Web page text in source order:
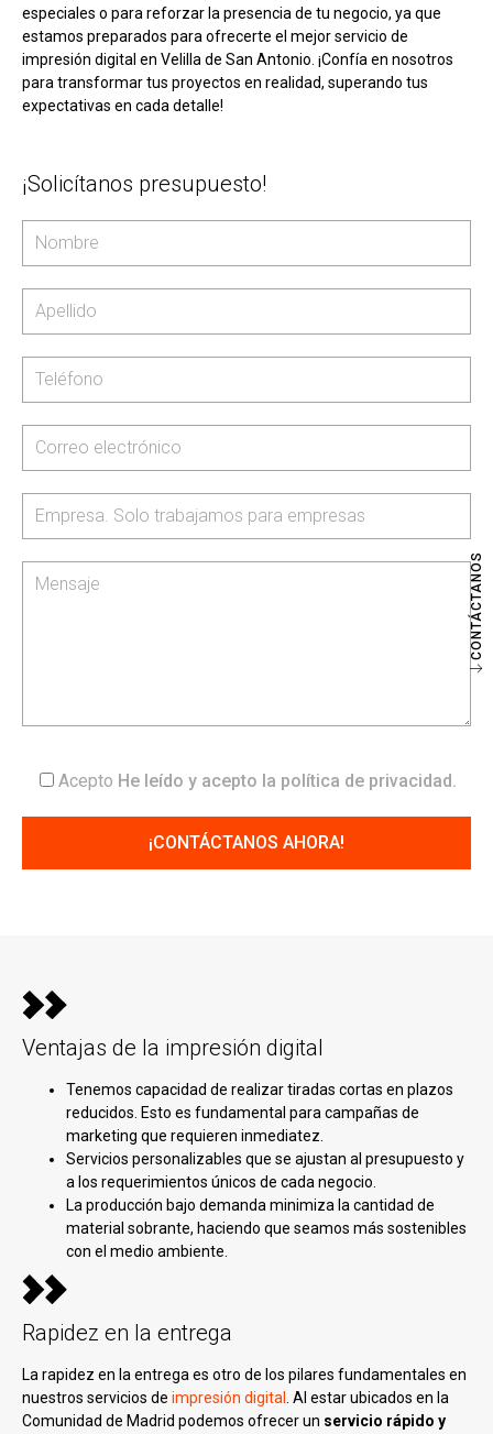
CONTÁCTANOS
especiales o para reforzar la presencia de tu negocio, ya que
estamos preparados para ofrecerte el mejor servicio de
impresión digital en Velilla de San Antonio. ¡Confía en nosotros
para transformar tus proyectos en realidad, superando tus
expectativas en cada detalle!
¡Solicítanos presupuesto!
Acepto He leído y acepto la política de privacidad.
Ventajas de la impresión digital
Tenemos capacidad de realizar tiradas cortas en plazos
reducidos. Esto es fundamental para campañas de
marketing que requieren inmediatez.
Servicios personalizables que se ajustan al presupuesto y
a los requerimientos únicos de cada negocio.
La producción bajo demanda minimiza la cantidad de
material sobrante, haciendo que seamos más sostenibles
con el medio ambiente.
Rapidez en la entrega
La rapidez en la entrega es otro de los pilares fundamentales en
nuestros servicios de impresión digital
. Al estar ubicados en la
Comunidad de Madrid podemos ofrecer un servicio rápido y